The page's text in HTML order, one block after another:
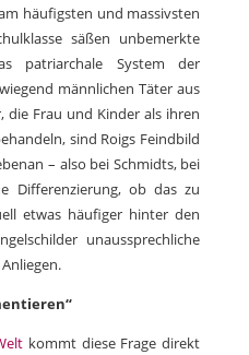
häufigsten und massivsten
säßen unbemerkte
patriarchale System der
männlichen Täter aus
die Frau und Kinder als ihren
sind Roigs Feindbild
– also bei Schmidts, bei
Differenzierung, ob das zu
etwas häufiger hinter den
unaussprechliche
kommt diese Frage direkt